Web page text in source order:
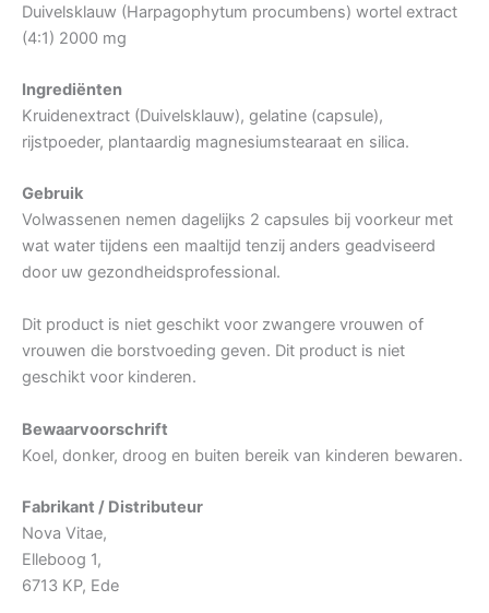
Duivelsklauw (Harpagophytum procumbens) wortel extract
(4:1) 2000 mg
Ingrediënten
Kruidenextract (Duivelsklauw), gelatine (capsule),
rijstpoeder, plantaardig magnesiumstearaat en silica.
Gebruik
Volwassenen nemen dagelijks 2 capsules bij voorkeur met
wat water tijdens een maaltijd tenzij anders geadviseerd
door uw gezondheidsprofessional.
Dit product is niet geschikt voor zwangere vrouwen of
vrouwen die borstvoeding geven. Dit product is niet
geschikt voor kinderen.
Bewaarvoorschrift
Koel, donker, droog en buiten bereik van kinderen bewaren.
Fabrikant / Distributeur
Nova Vitae,
Elleboog 1,
6713 KP, Ede